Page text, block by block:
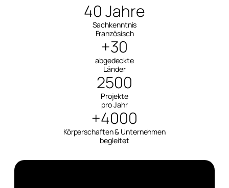
40 Jahre
Sachkenntnis
Französisch
+30
abgedeckte
Länder
2500
Projekte
pro Jahr
+4000
Körperschaften & Unternehmen
begleitet